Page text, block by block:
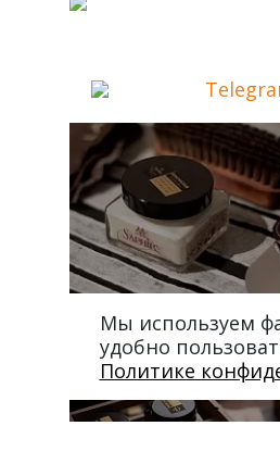
Мы используем
удобно
Политике